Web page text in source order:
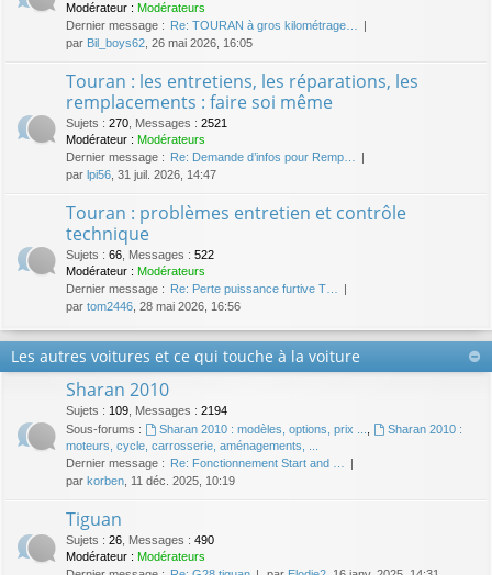
Modérateur : Modérateurs
Dernier message :
Re: TOURAN à gros kilométrage…
par Bil_boys62 , 26 mai 2026, 16:05
Touran : les entretiens, les réparations, les
remplacements : faire soi même
Sujets : 270 Messages : 2521
Modérateur : Modérateurs
Dernier message :
Re: Demande d’infos pour Remp…
par lpi56 , 31 juil. 2026, 14:47
Touran : problèmes entretien et contrôle
technique
Sujets : 66 Messages : 522
Modérateur : Modérateurs
Dernier message :
Re: Perte puissance furtive T…
par tom2446 , 28 mai 2026, 16:56
Les autres voitures et ce qui touche à la voiture
Sharan 2010
Sujets : 109 Messages : 2194
Sous-forums :
Sharan 2010 : modèles, options, prix ...
Sharan 2010 :
moteurs, cycle, carrosserie, aménagements, ...
Dernier message :
Re: Fonctionnement Start and …
par korben , 11 déc. 2025, 10:19
Tiguan
Sujets : 26 Messages : 490
Modérateur : Modérateurs